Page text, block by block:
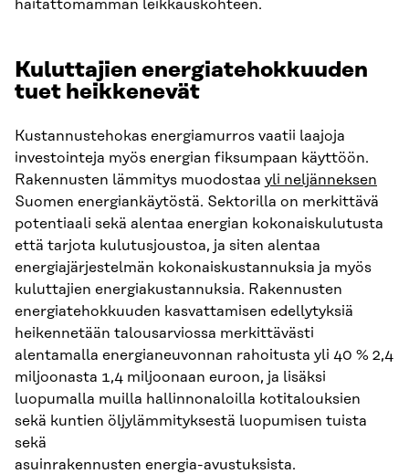
haitattomamman leikkauskohteen.
Kuluttajien energiatehokkuuden
tuet heikkenevät
Kustannustehokas energiamurros vaatii laajoja
investointeja myös energian fiksumpaan käyttöön.
Rakennusten lämmitys muodostaa yli neljänneksen
Suomen energiankäytöstä. Sektorilla on merkittävä
potentiaali sekä alentaa energian kokonaiskulutusta
että tarjota kulutusjoustoa, ja siten alentaa
energiajärjestelmän kokonaiskustannuksia ja myös
kuluttajien energiakustannuksia. Rakennusten
energiatehokkuuden kasvattamisen edellytyksiä
heikennetään talousarviossa merkittävästi
alentamalla energianeuvonnan rahoitusta yli 40 % 2,4
miljoonasta 1,4 miljoonaan euroon, ja lisäksi
luopumalla muilla hallinnonaloilla kotitalouksien
sekä kuntien öljylämmityksestä luopumisen tuista
sekä
asuinrakennusten energia-avustuksista.